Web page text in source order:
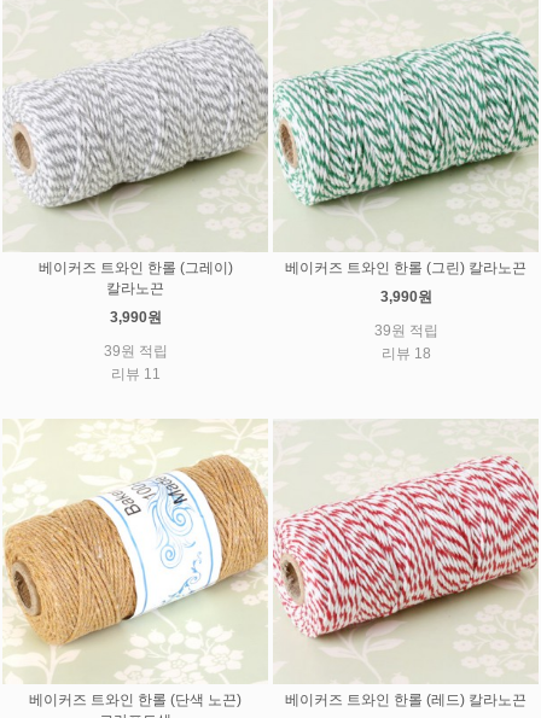
베이커즈 트와인 한롤 (그레이)
칼라노끈
3,990원
39원 적립
리뷰 11
베이커즈 트와인 한롤 (그린) 칼라노끈
3,990원
39원 적립
리뷰 18
베이커즈 트와인 한롤 (단색 노끈)
베이커즈 트와인 한롤 (레드) 칼라노끈